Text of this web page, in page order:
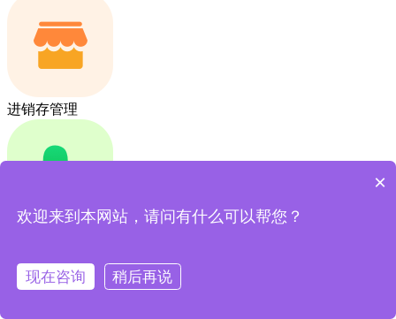
进销存管理
×
欢迎来到本网站，请问有什么可以帮您？
现在咨询 稍后再说